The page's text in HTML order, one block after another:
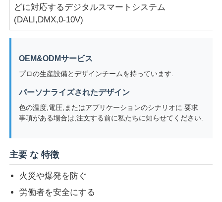
品質管理
お問い合わせ
見積依頼
耐圧防爆照明
耐圧防爆警報ライト
防爆ファン
どに対応するデジタルスマートシステム
(DALI,DMX,0-10V)
OEM&ODMサービス
プロの生産設備とデザインチームを持っています.
パーソナライズされたデザイン
色の温度,電圧,またはアプリケーションのシナリオに 要求
事項がある場合は,注文する前に私たちに知らせてください.
主要 な 特徴
火災や爆発を防ぐ
労働者を安全にする